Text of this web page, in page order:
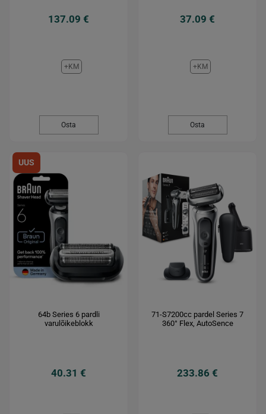
137.09 €
+KM
Osta
37.09 €
+KM
Osta
UUS
64b Series 6 pardli
varulõikeblokk
40.31 €
71-S7200cc pardel Series 7
360° Flex, AutoSence
233.86 €